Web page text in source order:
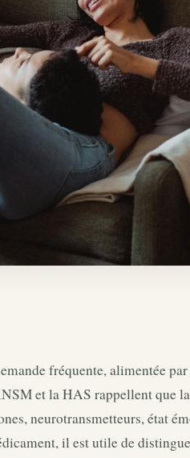
fréquente, alimentée
et la HAS rappellent que
neurotransmetteurs, état
il est utile de